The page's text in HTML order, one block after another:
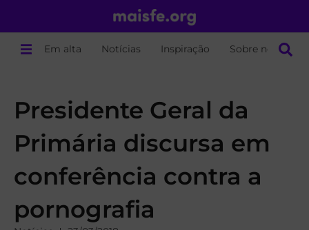
Em alta Notícias Inspiração Sobre nós
Presidente Geral da
Primária discursa em
conferência contra a
pornografia